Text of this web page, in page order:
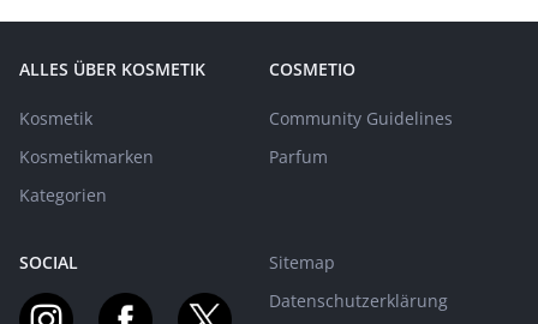
ALLES ÜBER KOSMETIK
Kosmetik
Kosmetikmarken
Kategorien
COSMETIO
Community Guidelines
Parfum
SOCIAL
Sitemap
Datenschutzerklärung